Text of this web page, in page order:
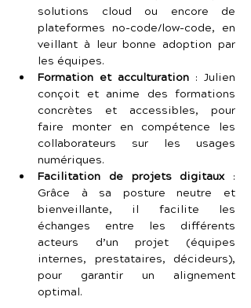
solutions cloud ou encore de
plateformes no-code/low-code, en
veillant à leur bonne adoption par
les équipes.
Formation et acculturation : Julien
conçoit et anime des formations
concrètes et accessibles, pour
faire monter en compétence les
collaborateurs sur les usages
numériques.
Facilitation de projets digitaux :
Grâce à sa posture neutre et
bienveillante, il facilite les
échanges entre les différents
acteurs d’un projet (équipes
internes, prestataires, décideurs),
pour garantir un alignement
optimal.